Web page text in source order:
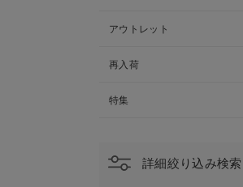
アウトレット
再入荷
特集
詳細絞り込み検索